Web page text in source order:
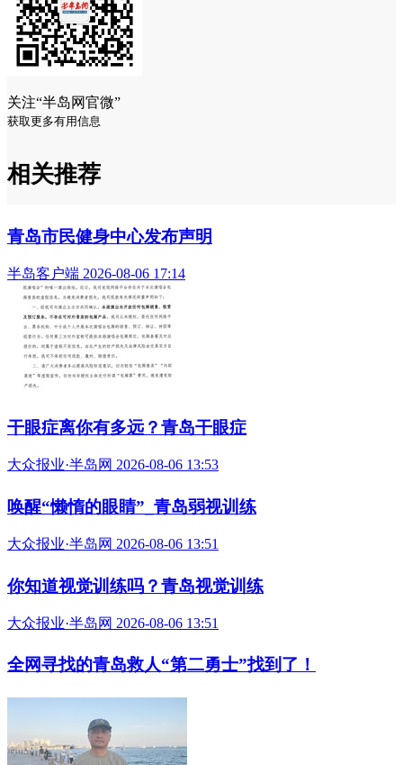
（半岛全媒体记者 何毅 ）
阅读 (124609)
获取更多有用信息
青岛市民健身中心发布声明
半岛客户端 2026-08-06 17:14